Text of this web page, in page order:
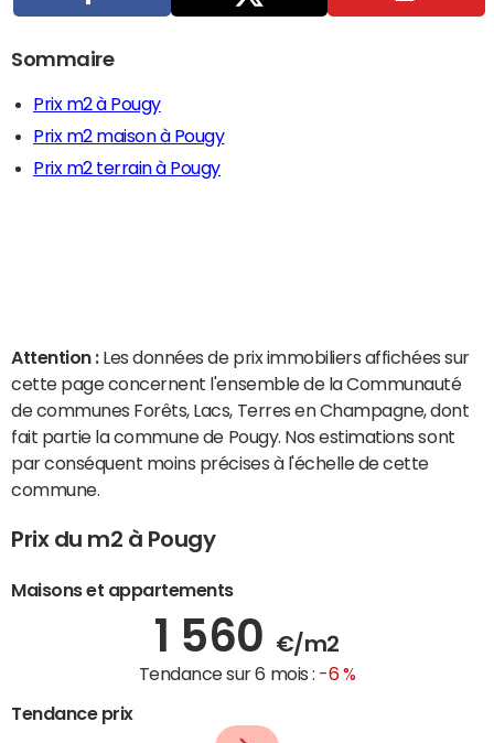
Sommaire
Prix m2 à Pougy
Prix m2 maison à Pougy
Prix m2 terrain à Pougy
Attention : Les données de prix immobiliers affichées sur
cette page concernent l'ensemble de la Communauté
de communes Forêts, Lacs, Terres en Champagne, dont
fait partie la commune de Pougy. Nos estimations sont
par conséquent moins précises à l'échelle de cette
commune.
Prix du m2 à Pougy
Maisons et appartements
1 560 €/m2
Tendance sur 6 mois : -6 %
Tendance prix